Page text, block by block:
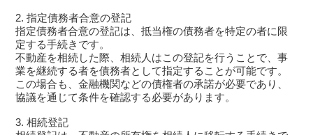
2. 指定債務者合意の登記
指定債務者合意の登記は、抵当権の債務者を特定の者に限
定する手続きです。
不動産を相続した際、相続人はこの登記を行うことで、事
業を継続する者を債務者として指定することが可能です。
この場合も、金融機関などの債権者の承諾が必要であり、
協議を通じて条件を確認する必要があります。
3. 相続登記